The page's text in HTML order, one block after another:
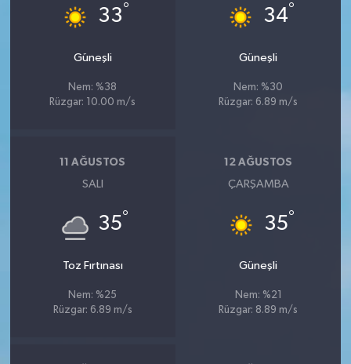
33°
Güneşli
Nem: %38
Rüzgar: 10.00 m/s
34°
Güneşli
Nem: %30
Rüzgar: 6.89 m/s
11 AĞUSTOS
SALI
35°
Toz Fırtınası
Nem: %25
Rüzgar: 6.89 m/s
12 AĞUSTOS
ÇARŞAMBA
35°
Güneşli
Nem: %21
Rüzgar: 8.89 m/s